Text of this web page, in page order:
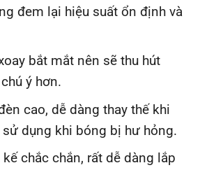
đem lại hiệu suất ổn định và
bắt mắt nên sẽ thu hút
ý hơn.
cao, dễ dàng thay thế khi
dụng khi bóng bị hư hỏng.
chắc chắn, rất dễ dàng lắp